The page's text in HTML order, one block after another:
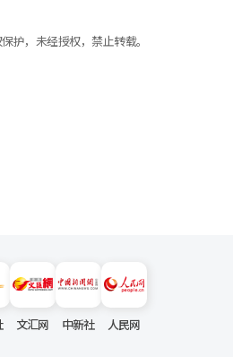
护，未经授权，禁止转载。
文汇网 中新社 人民网